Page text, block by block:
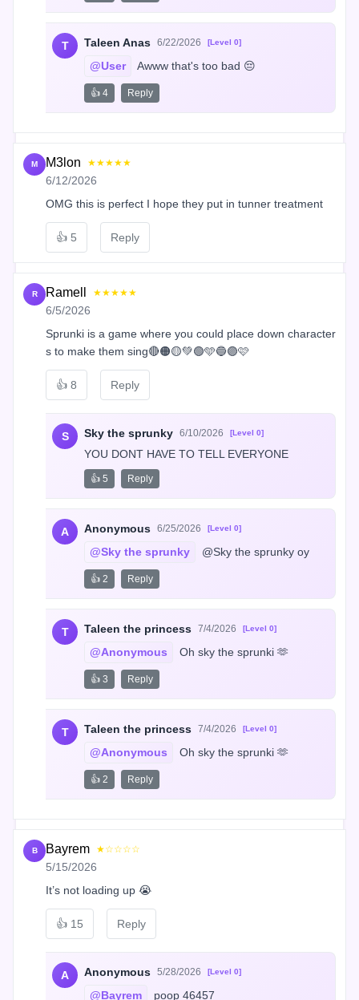
T Taleen Anas 6/22/2026 [Level 0]
@User Awww that's too bad 😔
👍 4 Reply
M M3lon ★★★★★
6/12/2026
OMG this is perfect I hope they put in tunner treatment
👍 5 Reply
R Ramell ★★★★★
6/5/2026
Sprunki is a game where you could place down character
s to make them sing🔴🟠🟡💚🟢🩵🔵🟣🩷
👍 8 Reply
S Sky the sprunky 6/10/2026 [Level 0]
YOU DONT HAVE TO TELL EVERYONE
👍 5 Reply
A Anonymous 6/25/2026 [Level 0]
@Sky the sprunky @Sky the sprunky oy
👍 2 Reply
T Taleen the princess 7/4/2026 [Level 0]
@Anonymous Oh sky the sprunki 🫶
👍 3 Reply
T Taleen the princess 7/4/2026 [Level 0]
@Anonymous Oh sky the sprunki 🫶
👍 2 Reply
B Bayrem ★☆☆☆☆
5/15/2026
It’s not loading up 😭
👍 15 Reply
A Anonymous 5/28/2026 [Level 0]
@Bayrem poop 46457